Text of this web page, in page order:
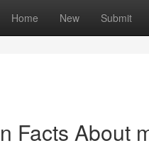
Home New Submit
Facts About